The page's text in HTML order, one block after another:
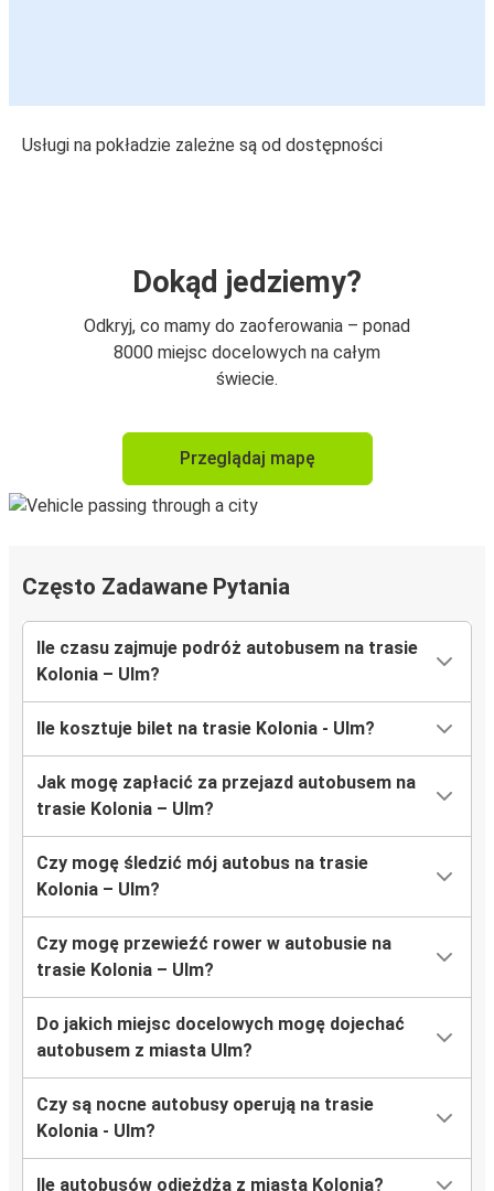
Usługi na pokładzie zależne są od dostępności
Dokąd jedziemy?
Odkryj, co mamy do zaoferowania – ponad
8000 miejsc docelowych na całym
świecie.
Przeglądaj mapę
Często Zadawane Pytania
Ile czasu zajmuje podróż autobusem na trasie
Kolonia – Ulm?
Ile kosztuje bilet na trasie Kolonia - Ulm?
Jak mogę zapłacić za przejazd autobusem na
trasie Kolonia – Ulm?
Czy mogę śledzić mój autobus na trasie
Kolonia – Ulm?
Czy mogę przewieźć rower w autobusie na
trasie Kolonia – Ulm?
Do jakich miejsc docelowych mogę dojechać
autobusem z miasta Ulm?
Czy są nocne autobusy operują na trasie
Kolonia - Ulm?
Ile autobusów odjeżdża z miasta Kolonia?